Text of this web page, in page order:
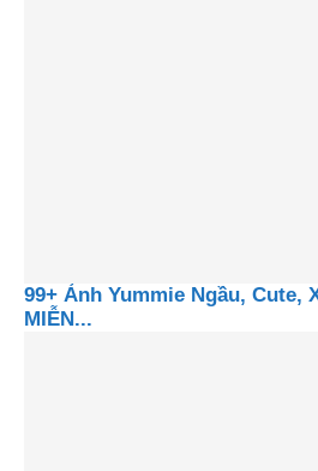
99+ Ảnh Yummie Ngầu, Cute,
MIỄN...